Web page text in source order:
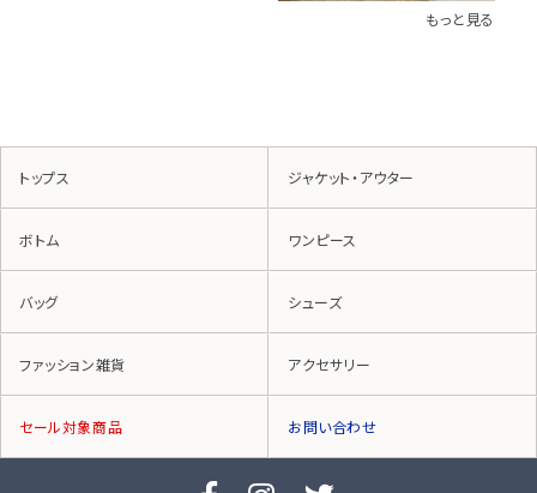
もっと見る
トップス ジャケット・アウター
ボトム ワンピース
バッグ シューズ
ファッション雑貨 アクセサリー
セール対象商品 お問い合わせ